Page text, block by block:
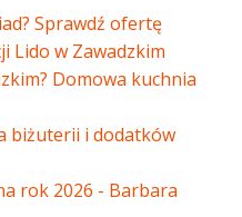
Sprawdź ofertę
Lido w Zawadzkim
Domowa kuchnia
biżuterii i dodatków
rok 2026 - Barbara